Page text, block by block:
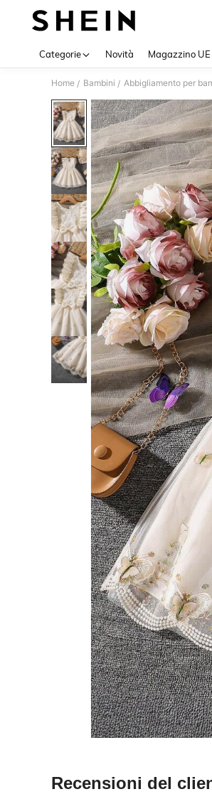
Categorie Novità Magazzino UE
Home / Bambini / Abbigliamento per
Recensioni del